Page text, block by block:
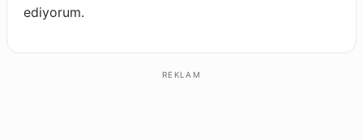
ediyorum.
REKLAM